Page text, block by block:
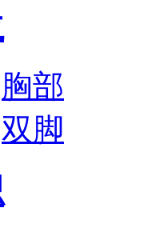
胸部
双脚